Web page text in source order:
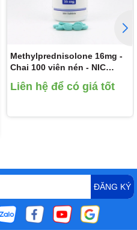
Methylprednisolone 16mg -
Chai 100 viên nén - NIC
16mg)
Liên hệ để có giá tốt
ĐĂNG KÝ